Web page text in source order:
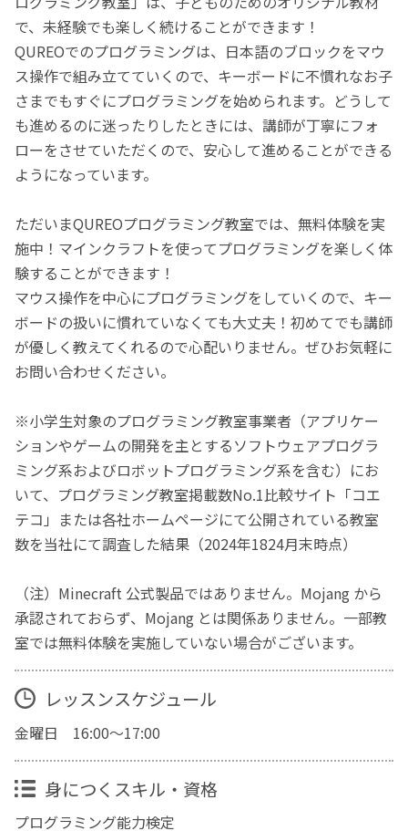
で、未経験でも楽しく続けることができます！
QUREOでのプログラミングは、日本語のブロックをマウ
ス操作で組み立てていくので、キーボードに不慣れなお子
さまでもすぐにプログラミングを始められます。どうして
も進めるのに迷ったりしたときには、講師が丁寧にフォ
ローをさせていただくので、安心して進めることができる
ようになっています。
ただいまQUREOプログラミング教室では、無料体験を実
施中！マインクラフトを使ってプログラミングを楽しく体
験することができます！
マウス操作を中心にプログラミングをしていくので、キー
ボードの扱いに慣れていなくても大丈夫！初めてでも講師
が優しく教えてくれるので心配いりません。ぜひお気軽に
お問い合わせください。
※小学生対象のプログラミング教室事業者（アプリケー
ションやゲームの開発を主とするソフトウェアプログラ
ミング系およびロボットプログラミング系を含む）にお
いて、プログラミング教室掲載数No.1比較サイト「コエ
テコ」または各社ホームページにて公開されている教室
数を当社にて調査した結果（2024年1824月末時点）
（注）Minecraft 公式製品ではありません。Mojang から
承認されておらず、Mojang とは関係ありません。一部教
室では無料体験を実施していない場合がございます。
レッスンスケジュール
金曜日 16:00～17:00
身につくスキル・資格
プログラミング能力検定